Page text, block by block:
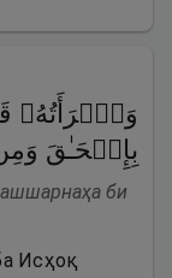
بِإِسۡحَـٰقَ
би
Исҳоқ